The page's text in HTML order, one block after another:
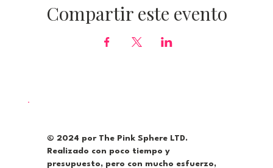
Compartir este evento
© 2024 por The Pink Sphere LTD.
Realizado con poco tiempo y
presupuesto, pero con mucho esfuerzo,